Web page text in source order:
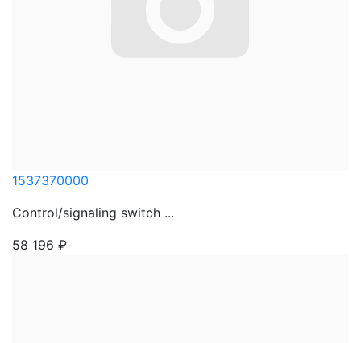
1537370000
Control/signaling switch ...
58 196 ₽